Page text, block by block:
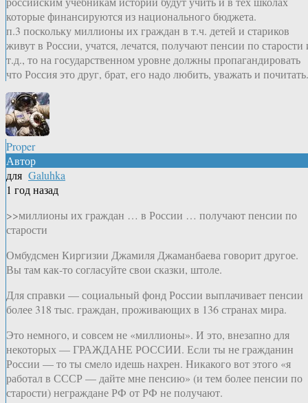
которые финансируются из национального бюджета.
п.3 поскольку миллионы их граждан в т.ч. детей и стариков
живут в России, учатся, лечатся, получают пенсии по старости
т.д., то на государственном уровне должны пропагандировать
что Россия это друг, брат, его надо любить, уважать и почитать.
Proper
Автор
для Galuhka
1 год назад
>>миллионы их граждан … в России … получают пенсии по
старости
Омбудсмен Киргизии Джамиля Джаманбаева говорит другое.
Вы там как-то согласуйте свои сказки, штоле.
Для справки — социальный фонд России выплачивает пенсии
более 318 тыс. граждан, проживающих в 136 странах мира.
Это немного, и совсем не «миллионы». И это, внезапно для
некоторых — ГРАЖДАНЕ РОССИИ. Если ты не гражданин
России — то ты смело идешь нахрен. Никакого вот этого «я
работал в СССР — дайте мне пенсию» (и тем более пенсии по
старости) неграждане РФ от РФ не получают.